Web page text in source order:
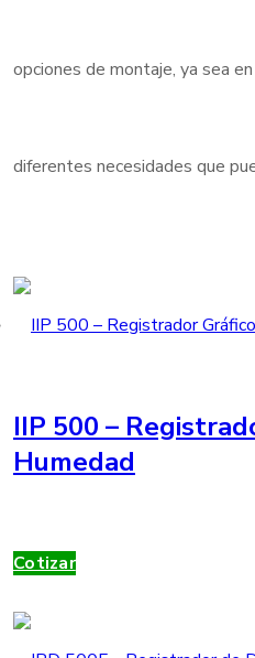
opciones de montaje, ya sea
diferentes necesidades que
IIP 500 –
Humedad
Cotizar